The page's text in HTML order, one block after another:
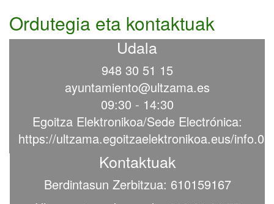
Ordutegia eta kontaktuak
Udala
948 30 51 15
ayuntamiento@ultzama.es
09:30 - 14:30
Egoitza Elektronikoa/Sede Electrónica:
https://ultzama.egoitzaelektronikoa.eus/info.0
Kontaktuak
Berdintasun Zerbitzua: 610159167